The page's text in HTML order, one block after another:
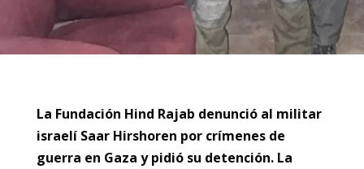
La Fundación Hind Rajab denunció al militar
israelí Saar Hirshoren por crímenes de
guerra en Gaza y pidió su detención. La